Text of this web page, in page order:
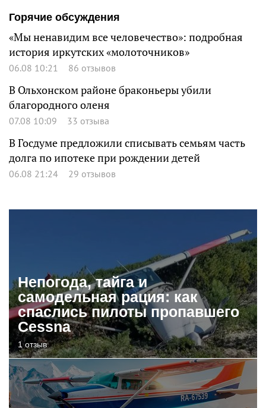
Горячие обсуждения
«Мы ненавидим все человечество»: подробная
история иркутских «молоточников»
06.08 10:21 86 отзывов
В Ольхонском районе браконьеры убили
благородного оленя
07.08 10:09 33 отзыва
В Госдуме предложили списывать семьям часть
долга по ипотеке при рождении детей
06.08 21:24 29 отзывов
Непогода, тайга и
самодельная рация: как
спаслись пилоты пропавшего
Cessna
1 отзыв